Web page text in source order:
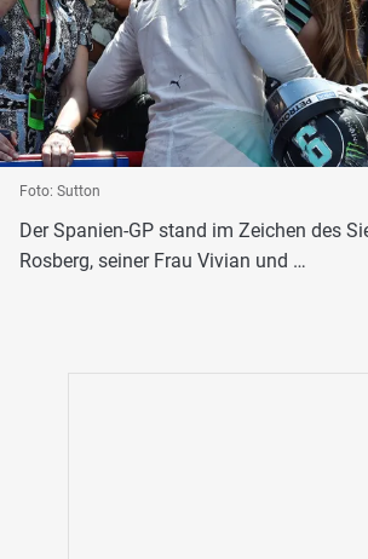
Foto: Sutton
Der Spanien-GP stand im Zeichen des
Rosberg, seiner Frau Vivian und …